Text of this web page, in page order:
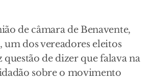
de câmara de Benavente,
um dos vereadores eleitos
questão de dizer que falava na
sobre o movimento